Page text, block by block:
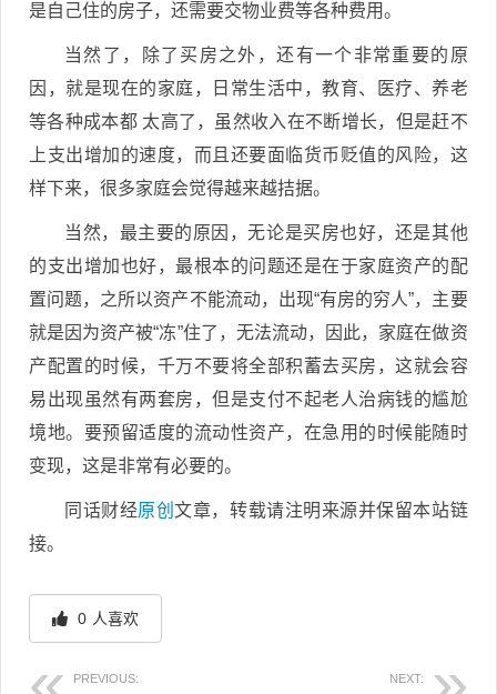
是自己住的房子，还需要交物业费等各种费用。
当然了，除了买房之外，还有一个非常重要的原
因，就是现在的家庭，日常生活中，教育、医疗、养老
等各种成本都 太高了，虽然收入在不断增长，但是赶不
上支出增加的速度，而且还要面临货币贬值的风险，这
样下来，很多家庭会觉得越来越拮据。
当然，最主要的原因，无论是买房也好，还是其他
的支出增加也好，最根本的问题还是在于家庭资产的配
置问题，之所以资产不能流动，出现“有房的穷人”，主要
就是因为资产被“冻”住了，无法流动，因此，家庭在做资
产配置的时候，千万不要将全部积蓄去买房，这就会容
易出现虽然有两套房，但是支付不起老人治病钱的尴尬
境地。要预留适度的流动性资产，在急用的时候能随时
变现，这是非常有必要的。
同话财经原创文章，转载请注明来源并保留本站链
接。
0 人喜欢
PREVIOUS: NEXT: